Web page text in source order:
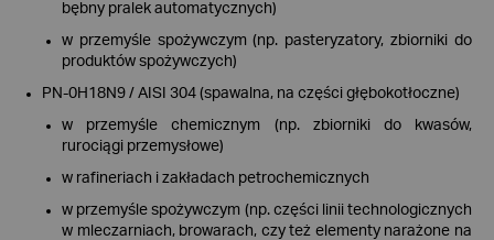
bębny pralek automatycznych)
w przemyśle spożywczym (np. pasteryzatory, zbiorniki do
produktów spożywczych)
PN-0H18N9 / AISI 304 (spawalna, na części głębokotłoczne)
w przemyśle chemicznym (np. zbiorniki do kwasów,
rurociągi przemysłowe)
w rafineriach i zakładach petrochemicznych
w przemyśle spożywczym (np. części linii technologicznych
w mleczarniach, browarach, czy też elementy narażone na